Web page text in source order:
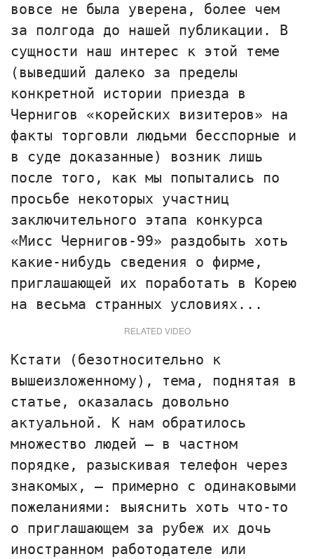
вовсе не была уверена, более чем
за полгода до нашей публикации. В
сущности наш интерес к этой теме
(выведший далеко за пределы
конкретной истории приезда в
Чернигов «корейских визитеров» на
факты торговли людьми бесспорные и
в суде доказанные) возник лишь
после того, как мы попытались по
просьбе некоторых участниц
заключительного этапа конкурса
«Мисс Чернигов-99» раздобыть хоть
какие-нибудь сведения о фирме,
приглашающей их поработать в Корею
на весьма странных условиях...
RELATED VIDEO
Кстати (безотносительно к
вышеизложенному), тема, поднятая в
статье, оказалась довольно
актуальной. К нам обратилось
множество людей — в частном
порядке, разыскивая телефон через
знакомых, — примерно с одинаковыми
пожеланиями: выяснить хоть что-то
о приглашающем за рубеж их дочь
иностранном работодателе или